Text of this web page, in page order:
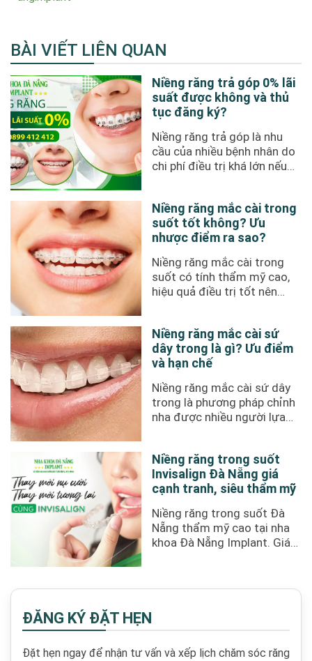
BÀI VIẾT LIÊN QUAN
Niềng răng trả góp 0% lãi
suất được không và thủ
tục đăng ký?
Niềng răng trả góp là nhu
cầu của nhiều bệnh nhân do
chi phí điều trị khá lớn nếu
Niềng răng mắc cài trong
suốt tốt không? Ưu
nhược điểm ra sao?
Niềng răng mắc cài trong
suốt có tính thẩm mỹ cao,
hiệu quả điều trị tốt nên
Niềng răng mắc cài sứ
dây trong là gì? Ưu điểm
và hạn chế
Niềng răng mắc cài sứ dây
trong là phương pháp chỉnh
nha được nhiều người lựa
Niềng răng trong suốt
Invisalign Đà Nẵng giá
cạnh tranh, siêu thẩm mỹ
Niềng răng trong suốt Đà
Nẵng thẩm mỹ cao tại nha
khoa Đà Nẵng Implant. Giá
ĐĂNG KÝ ĐẶT HẸN
Đặt hẹn ngay để nhận tư vấn và xếp lịch chăm sóc răng